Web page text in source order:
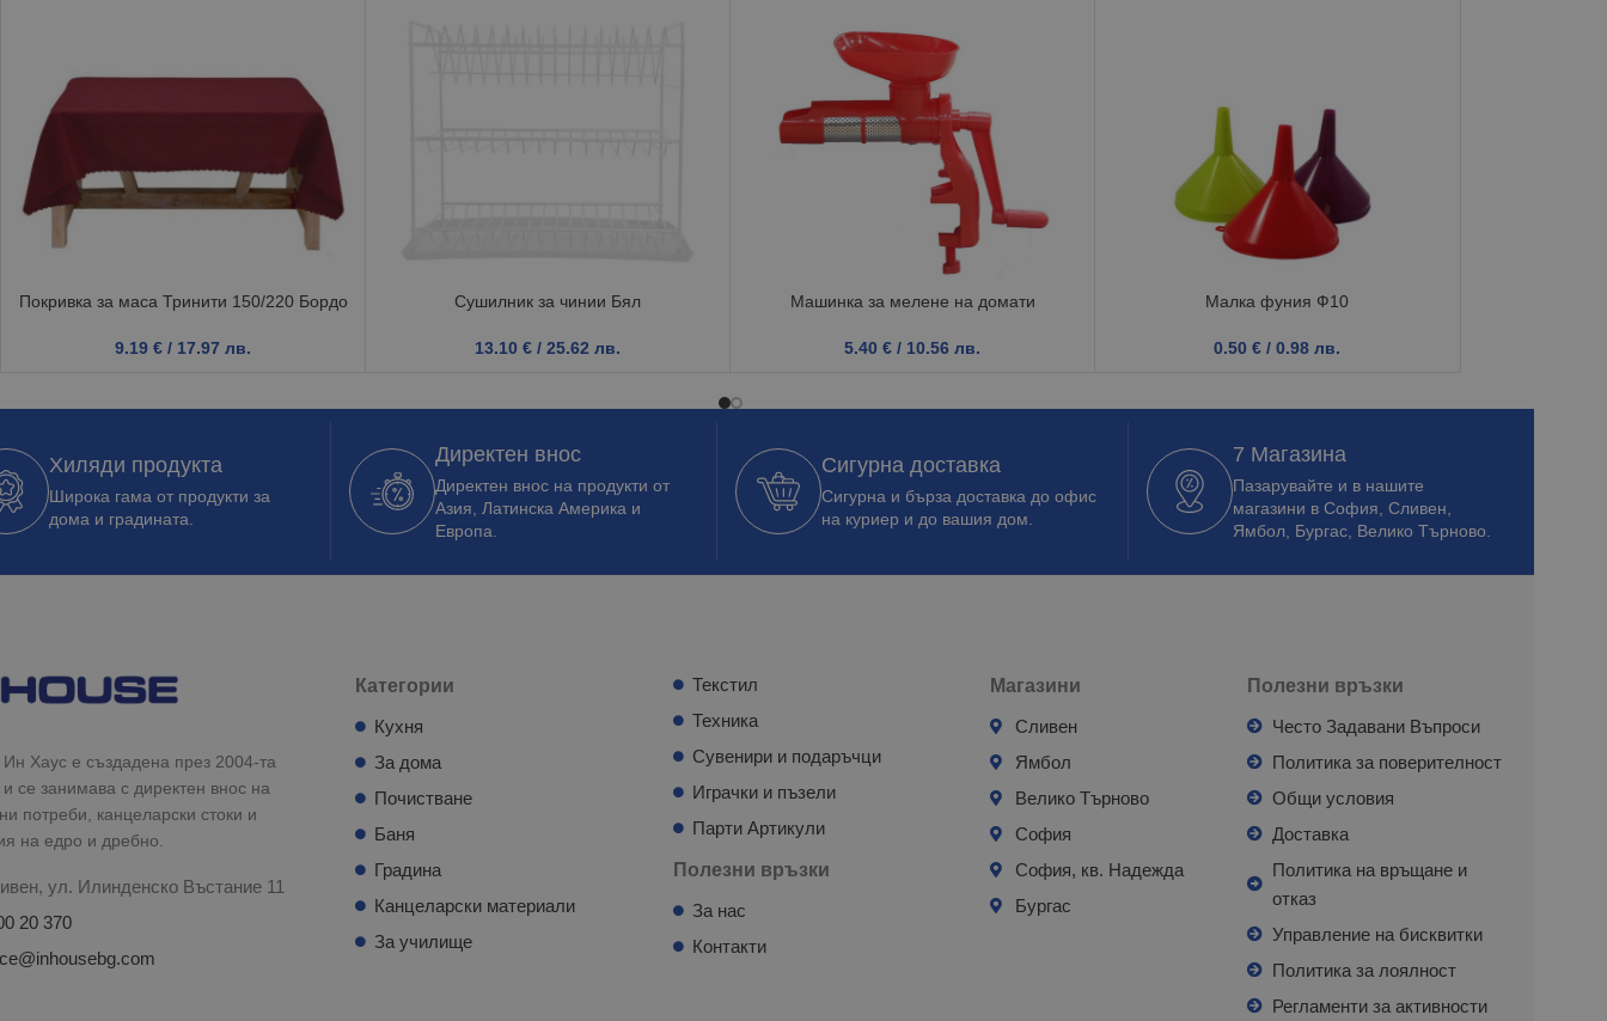
Покривка за маса Тринити 150/220 Бордо
9.19 € / 17.97 лв.
Сушилник за чинии Бял
13.10 € / 25.62 лв.
Машинка за мелене на домати
5.40 € / 10.56 лв.
Малка фуния Ф10
0.50 € / 0.98 лв.
Хиляди продукта
Широка гама от продукти за
дома и градината.
Директен внос
Директен внос на продукти от
Азия, Латинска Америка и
Европа.
Сигурна доставка
Сигурна и бърза доставка до офис
на куриер и до вашия дом.
7 Магазина
Пазарувайте и в нашите
магазини в София, Сливен,
Ямбол, Бургас, Велико Търново.
Хаус е създадена през 2004-та
и се занимава с директен внос на
потреби, канцеларски стоки и
на едро и дребно.
ул. Илинденско Въстание 11
20 370
Категории
Кухня
За дома
Почистване
Баня
Градина
Канцеларски материали
За училище
Текстил
Техника
Сувенири и подаръчци
Играчки и пъзели
Парти Артикули
Полезни връзки
За нас
Контакти
Магазини
Сливен
Ямбол
Велико Търново
София
София, кв. Надежда
Бургас
Полезни връзки
Често Задавани Въпроси
Политика за поверителност
Общи условия
Доставка
Политика на връщане и
отказ
Управление на бисквитки
Политика за лоялност
Регламенти за активности